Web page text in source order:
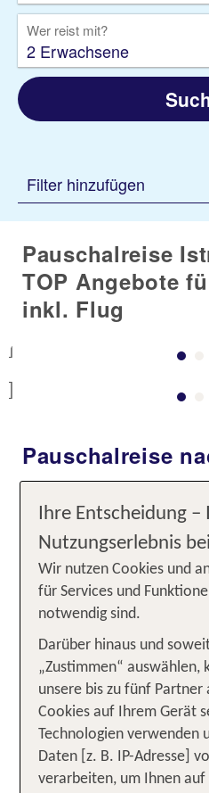
Wer reist mit?
2 Erwachsene
Filter hinzufügen
Pauschalreise
TOP Angebote
inkl. Flug
Previous
Previous
Pauschalreise
TUI ist Dein Auftakt für
Urlaub an Kroatiens
Pauschalurlaubs in
vielen Reisen auch dem
bei der
während der Reise
einen Klick Reiseinfos zu
zu verwalten. Und das
Bestpreisgarantie auf
Genuss von besonders
nach Istrien.
Ihre Entscheidung –
Nutzungserlebnis
Wir nutzen Cookies und
für Services und
notwendig sind.
Darüber hinaus und
„Zustimmen“ auswählen,
unsere bis zu fünf
Cookies auf Ihrem Gerät
Technologien verwenden
Daten [z. B. IP-Adresse]
verarbeiten, um Ihnen